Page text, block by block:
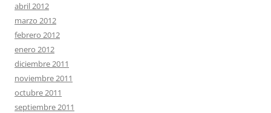
abril 2012
marzo 2012
febrero 2012
enero 2012
diciembre 2011
noviembre 2011
octubre 2011
septiembre 2011